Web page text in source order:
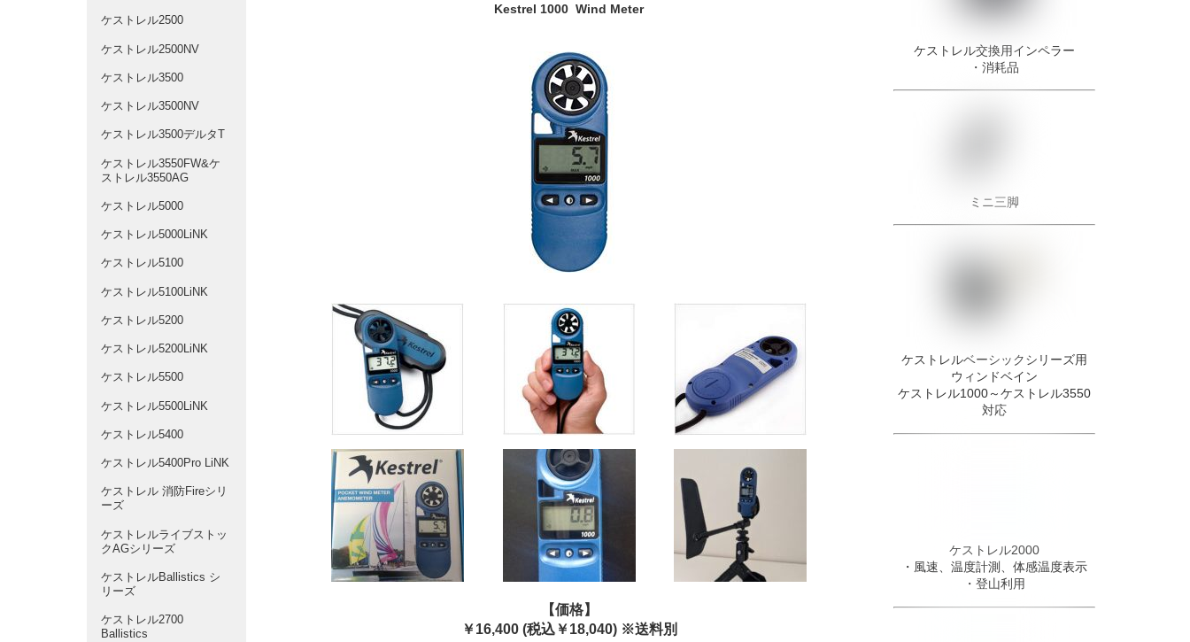
ケストレル2500
ケストレル2500NV
ケストレル3500
ケストレル3500NV
ケストレル3500デルタT
ケストレル3550FW&ケ
ストレル3550AG
ケストレル5000
ケストレル5000LiNK
ケストレル5100
ケストレル5100LiNK
ケストレル5200
ケストレル5200LiNK
ケストレル5500
ケストレル5500LiNK
ケストレル5400
ケストレル5400Pro LiNK
ケストレル 消防Fireシリ
ーズ
ケストレルライブストッ
クAGシリーズ
ケストレルBallistics シ
リーズ
ケストレル2700
Ballistics
Kestrel 1000 Wind Meter
【価格】
￥16,400 (税込￥18,040) ※送料別
ケストレル交換用インペラー
・消耗品
ミニ三脚
ケストレルベーシックシリーズ用
ウィンドベイン
ケストレル1000～ケストレル3550
対応
ケストレル2000
・風速、温度計測、体感温度表示
・登山利用